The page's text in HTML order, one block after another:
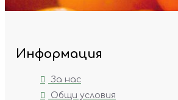
Информация
За нас
Общи условия